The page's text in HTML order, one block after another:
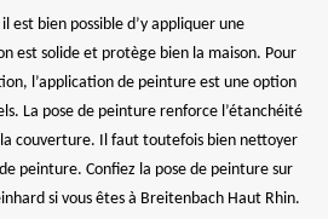
est bien possible d’y appliquer une
est solide et protège bien la maison. Pour
l’application de peinture est une option
La pose de peinture renforce l’étanchéité
couverture. Il faut toutefois bien nettoyer
peinture. Confiez la pose de peinture sur
si vous êtes à Breitenbach Haut Rhin.